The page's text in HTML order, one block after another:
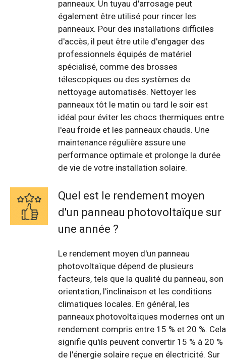
panneaux. Un tuyau d'arrosage peut
également être utilisé pour rincer les
panneaux. Pour des installations difficiles
d'accès, il peut être utile d'engager des
professionnels équipés de matériel
spécialisé, comme des brosses
télescopiques ou des systèmes de
nettoyage automatisés. Nettoyer les
panneaux tôt le matin ou tard le soir est
idéal pour éviter les chocs thermiques entre
l'eau froide et les panneaux chauds. Une
maintenance régulière assure une
performance optimale et prolonge la durée
de vie de votre installation solaire.
Quel est le rendement moyen
d'un panneau photovoltaïque sur
une année ?
Le rendement moyen d'un panneau
photovoltaïque dépend de plusieurs
facteurs, tels que la qualité du panneau, son
orientation, l'inclinaison et les conditions
climatiques locales. En général, les
panneaux photovoltaïques modernes ont un
rendement compris entre 15 % et 20 %. Cela
signifie qu'ils peuvent convertir 15 % à 20 %
de l'énergie solaire reçue en électricité. Sur